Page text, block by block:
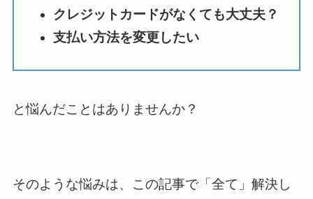
クレジットカードがなくても大丈夫？
支払い方法を変更したい
と悩んだことはありませんか？
そのような悩みは、この記事で「全て」解決し